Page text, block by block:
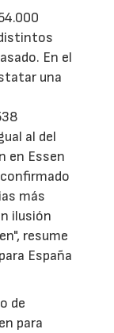
En el
una
al del
en Essen
más
ilusión
resume
España
de
para